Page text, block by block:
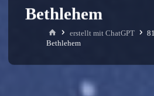
Bethlehem
Starterstellt mit ChatGPT
Bethlehem